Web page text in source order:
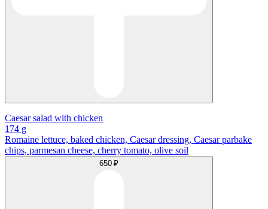
Caesar salad with chicken
174 g
Romaine lettuce, baked chicken, Caesar dressing, Caesar parbake
chips, parmesan cheese, cherry tomato, olive soil
650 ₽